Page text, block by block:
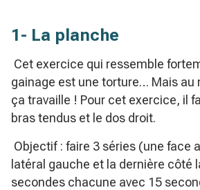
1- La planche
Cet exercice qui ressemble
gainage est une torture… Mais au
ça travaille ! Pour cet exercice, il
bras tendus et le dos droit.
Objectif : faire 3 séries (une face
latéral gauche et la dernière côté
secondes chacune avec 15